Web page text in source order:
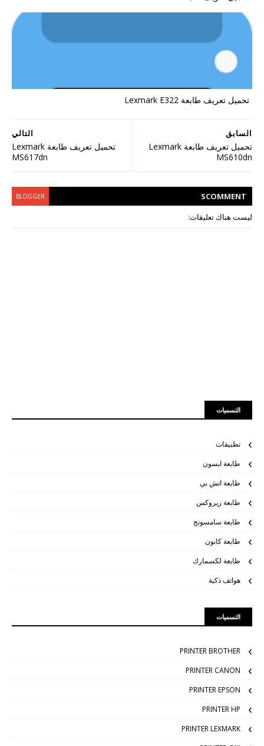
تحميل تعريف طابعة Lexmark E322
التالي
تحميل تعريف طابعة Lexmark
MS617dn
السابق
تحميل تعريف طابعة Lexmark
MS610dn
COMMENT
S
BLOGGER
ليست هناك تعليقات:
التسميات
تطبيقات
طابعة ابسون
طابعة اتش بي
طابعة زيروكس
طابعة سامسونج
طابعة كانون
طابعة لكسمارك
هواتف ذكية
التسميات
PRINTER BROTHER
PRINTER CANON
PRINTER EPSON
PRINTER HP
PRINTER LEXMARK